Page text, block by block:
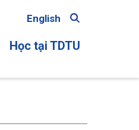
English
Học tại TDTU